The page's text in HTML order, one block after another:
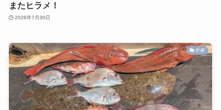
またヒラメ！
2026年7月30日
釣果